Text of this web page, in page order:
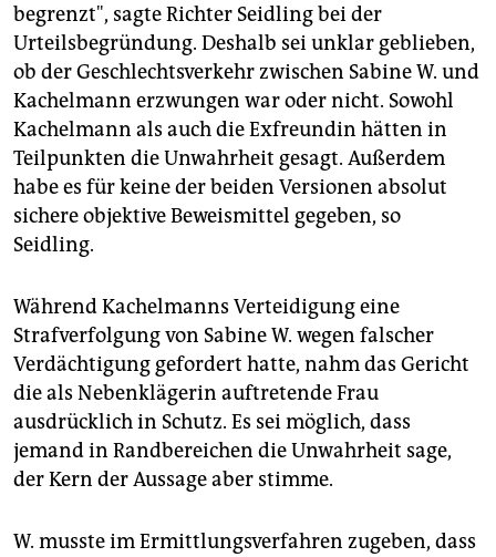
begrenzt", sagte Richter Seidling bei der
Urteilsbegründung. Deshalb sei unklar geblieben,
ob der Geschlechtsverkehr zwischen Sabine W. und
Kachelmann erzwungen war oder nicht. Sowohl
Kachelmann als auch die Exfreundin hätten in
Teilpunkten die Unwahrheit gesagt. Außerdem
habe es für keine der beiden Versionen absolut
sichere objektive Beweismittel gegeben, so
Seidling.
Während Kachelmanns Verteidigung eine
Strafverfolgung von Sabine W. wegen falscher
Verdächtigung gefordert hatte, nahm das Gericht
die als Nebenklägerin auftretende Frau
ausdrücklich in Schutz. Es sei möglich, dass
jemand in Randbereichen die Unwahrheit sage,
der Kern der Aussage aber stimme.
W. musste im Ermittlungsverfahren zugeben, dass